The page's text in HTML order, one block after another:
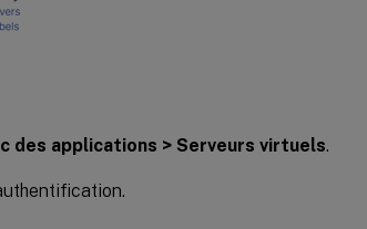
des applications > Serveurs virtuels.